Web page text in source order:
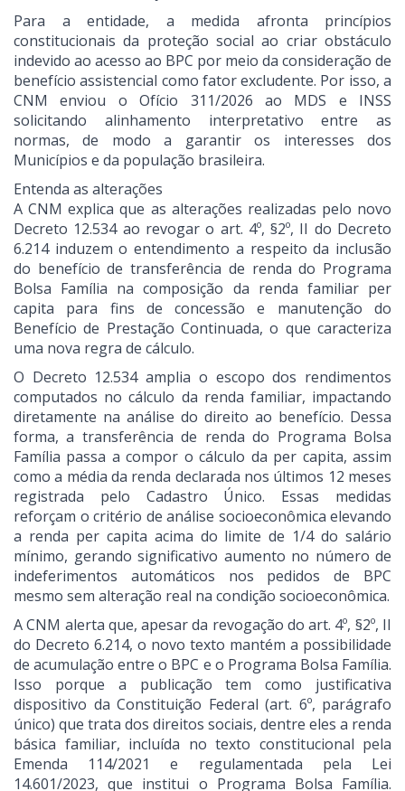
Para a entidade, a medida afronta princípios
constitucionais da proteção social ao criar obstáculo
indevido ao acesso ao BPC por meio da consideração de
benefício assistencial como fator excludente. Por isso, a
CNM enviou o Ofício 311/2026 ao MDS e INSS
solicitando alinhamento interpretativo entre as
normas, de modo a garantir os interesses dos
Municípios e da população brasileira.
Entenda as alterações
A CNM explica que as alterações realizadas pelo novo
Decreto 12.534 ao revogar o art. 4º, §2º, II do Decreto
6.214 induzem o entendimento a respeito da inclusão
do benefício de transferência de renda do Programa
Bolsa Família na composição da renda familiar per
capita para fins de concessão e manutenção do
Benefício de Prestação Continuada, o que caracteriza
uma nova regra de cálculo.
O Decreto 12.534 amplia o escopo dos rendimentos
computados no cálculo da renda familiar, impactando
diretamente na análise do direito ao benefício. Dessa
forma, a transferência de renda do Programa Bolsa
Família passa a compor o cálculo da per capita, assim
como a média da renda declarada nos últimos 12 meses
registrada pelo Cadastro Único. Essas medidas
reforçam o critério de análise socioeconômica elevando
a renda per capita acima do limite de 1/4 do salário
mínimo, gerando significativo aumento no número de
indeferimentos automáticos nos pedidos de BPC
mesmo sem alteração real na condição socioeconômica.
A CNM alerta que, apesar da revogação do art. 4º, §2º, II
do Decreto 6.214, o novo texto mantém a possibilidade
de acumulação entre o BPC e o Programa Bolsa Família.
Isso porque a publicação tem como justificativa
dispositivo da Constituição Federal (art. 6º, parágrafo
único) que trata dos direitos sociais, dentre eles a renda
básica familiar, incluída no texto constitucional pela
Emenda 114/2021 e regulamentada pela Lei
14.601/2023, que institui o Programa Bolsa Família.